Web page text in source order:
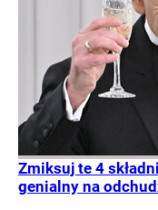
Zmiksuj te 4
genialny na